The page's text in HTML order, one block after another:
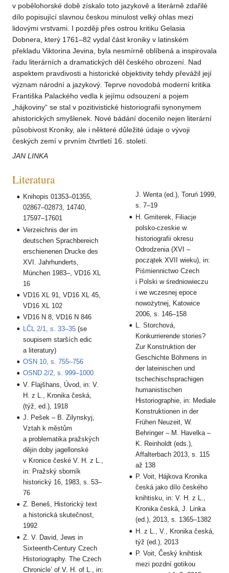
v pobělohorské době získalo toto jazykově a literárně zdařilé
dílo popisující slavnou českou minulost velký ohlas mezi
lidovými vrstvami. I později přes ostrou kritiku Gelasia
Dobnera, který 1761–82 vydal část kroniky v latinském
překladu Viktorina Jevina, byla nesmírně oblíbená a inspirovala
řadu literárních a dramatických děl českého obrození. Nad
aspektem pravdivosti a historické objektivity tehdy převážil její
význam národní a jazykový. Teprve novodobá moderní kritika
Františka Palackého vedla k jejímu odsouzení a pojem
„hájkoviny“ se stal v pozitivistické historiografii synonymem
ahistorických smyšlenek. Nové bádání docenilo nejen literární
působivost Kroniky, ale i některé důležité údaje o vývoji
českých zemí v prvním čtvrtletí 16. století.
JAN LINKA
Literatura
Knihopis 01353–01355,
02867–02873, 14740,
17597–17601
Verzeichnis der im
deutschen Sprachbereich
erschienenen Drucke des
XVI. Jahrhunderts,
München 1983–, VD16 XL
16
VD16 XL 91, VD16 XL 45,
VD16 XL 102
VD16 N 8, VD16 N 846
LČL 2/1, s. 33–35 (se
soupisem starších edic
a literatury)
OSN 10, s. 755–756
OSND 2/2, s. 999–1000
V. Flajšhans, Úvod, in: V.
H. z L., Kronika česká,
(týž, ed.), 1918
J. Pešek – B. Zilynskyj,
Vztah k městům
a problematika pražských
dějin doby jagellonské
v Kronice české V. H. z L.,
in: Pražský sborník
historický 16, 1983, s. 53–
76
Z. Beneš, Historický text
a historická skutečnost,
1992
Z. V. David, Jews in
Sixteenth-Century Czech
Historiography. The Czech
Chronicle’ of V. H. of L., in:
J. Wenta (ed.), Toruń 1999,
s. 7–19
H. Gmiterek, Filiacje
polsko-czeskie w
historiografii okresu
Odrodzenia (XVI –
początek XVII wieku), in:
Piśmiennictwo Czech
i Polski w średniowieczu
i we wczesnej epoce
nowożytnej, Katowice
2006, s. 146–158
L. Storchová,
Konkurrierende stories?
Zur Konstruktion der
Geschichte Böhmens in
der lateinischen und
tschechischsprachigen
humanistischen
Historiographie, in: Mediale
Konstruktionen in der
Frühen Neuzeit, W.
Behringer – M. Havelka –
K. Reinholdt (eds.),
Affalterbach 2013, s. 115
až 138
P. Voit, Hájkova Kronika
česká jako dílo českého
knihtisku, in: V. H. z L.,
Kronika česká, J. Linka
(ed.), 2013, s. 1365–1382
H. z L., V., Kronika česká,
týž (ed.), 2013
P. Voit, Český knihtisk
mezi pozdní gotikou